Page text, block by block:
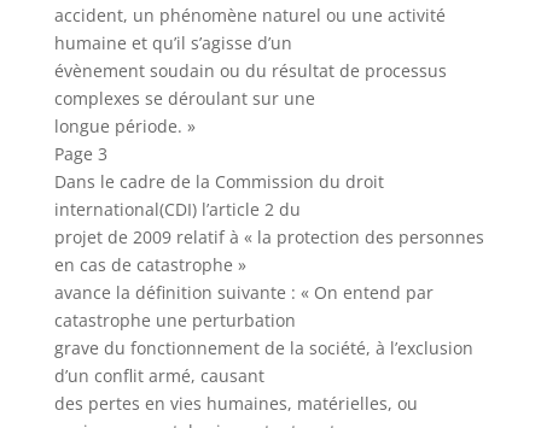
accident, un phénomène naturel ou une activité
humaine et qu’il s’agisse d’un
évènement soudain ou du résultat de processus
complexes se déroulant sur une
longue période. »
Page 3
Dans le cadre de la Commission du droit
international(CDI) l’article 2 du
projet de 2009 relatif à « la protection des personnes
en cas de catastrophe »
avance la définition suivante : « On entend par
catastrophe une perturbation
grave du fonctionnement de la société, à l’exclusion
d’un conflit armé, causant
des pertes en vies humaines, matérielles, ou